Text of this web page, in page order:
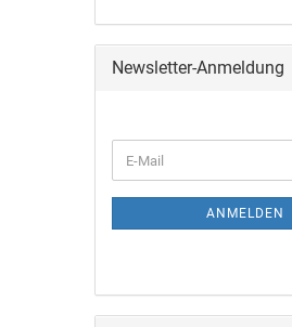
Newsletter-Anmeldung
ANMELDEN